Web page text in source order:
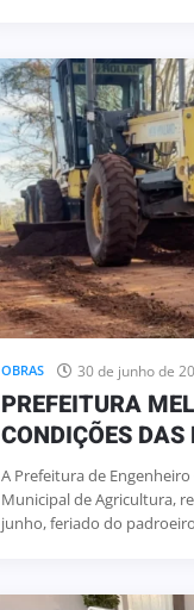
OBRAS 30 de junho de
PREFEITURA
CONDIÇÕES
A Prefeitura de
Municipal de Agricultura,
junho, feriado do